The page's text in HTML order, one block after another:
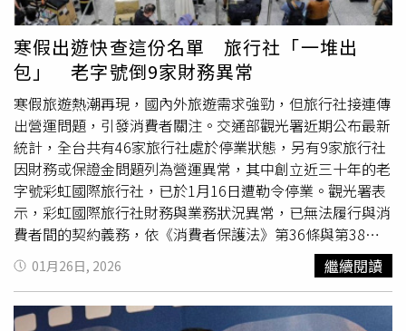
子，通常能在人生中取得更大成就。這種「延遲享樂」的思
維，是累積傳承資本的關鍵：• 克制即時性的揮霍： 減少
非必要的感性消費，才能讓資金進入複利循環。• 掌握人
生的選擇權： 唯有具備自律能力、能將資源留給未來的
人，才能真正掌握分配資產的主動權。
________________________________________三、 修
正公式：從「假精緻」走向「真富足」現代社會常有「精緻
窮」的現象，三流的收入卻有一流的消費——開豪車、用精
品，卻對未來毫無防備。若要扭轉現狀，必須徹底改變對財
務收支的邏輯：唯有建立「先儲蓄、後消費」的紀律，並配
合定期的投資檢視，才能支撐起各個人生階段的目標。
________________________________________四、現
在的你，是未來你的貴人我常提醒協會的會員們：「你未來
的尊嚴，必須靠現在的你去準備。」這門理財學分的高低，
直接定義了您晚年的生活品質。提早規劃不僅是為了累積帳
寒假出遊快查這份名單 旅行社「一堆出
包」 老字號倒9家財務異常
寒假旅遊熱潮再現，國內外旅遊需求強勁，但旅行社接連傳
出營運問題，引發消費者關注。交通部觀光署近期公布最新
統計，全台共有46家旅行社處於停業狀態，另有9家旅行社
因財務或保證金問題列為營運異常，其中創立近三十年的老
字號彩虹國際旅行社，已於1月16日遭勒令停業。觀光署表
示，彩虹國際旅行社財務與業務狀況異常，已無法履行與消
費者間的契約義務，依《消費者保護法》第36條與第38條
規定，自公告日起勒令停業三個月。該社自1997年成立以
來，以澎湖旅遊為主力行程，曾在2013年獲得中華民國旅
行業品質保障協會頒發的金質旅遊行程獎，為本次勒令停業
名單中最受矚目的業者。除彩虹國際旅行社外，觀光署於1
01月26日, 2026 繼續閱讀